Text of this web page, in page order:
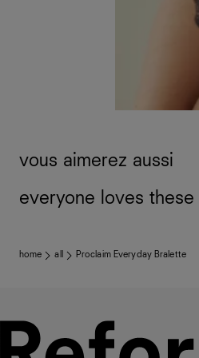
vous aimerez aussi
everyone loves these
home all Proclaim Everyday Bralette